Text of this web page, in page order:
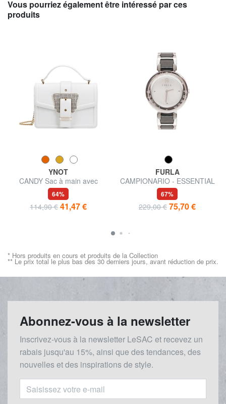
Vous pourriez également être intéressé par ces
produits
YNOT
CANDY Sac à main avec
bandoulière
64%
114,90 € 41,47 €
FURLA
CAMPIONARIO - ESSENTIAL
montre à affichage de l'heure
uniquement
67%
229,00 € 75,70 €
* Hors produits en cours et produits de la Collection
** Le prix total le plus bas des 30 derniers jours, avant réduction de prix.
Abonnez-vous à la newsletter
Inscrivez-vous à la newsletter LeSAC et recevez un
rabais jusqu'au 15%, ainsi que des tendances, des
nouvelles et des inspirations de style.